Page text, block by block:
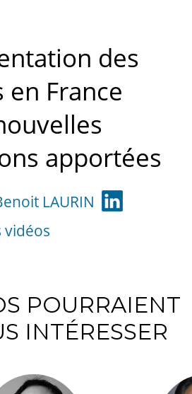
des
France
apportées
LAURIN
vidéos
POURRAIENT
INTÉRESSER